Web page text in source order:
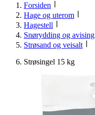
Forsiden
Hage og uterom
Hagestell
Snørydding og avising
Strøsand og veisalt
Strøsingel 15 kg